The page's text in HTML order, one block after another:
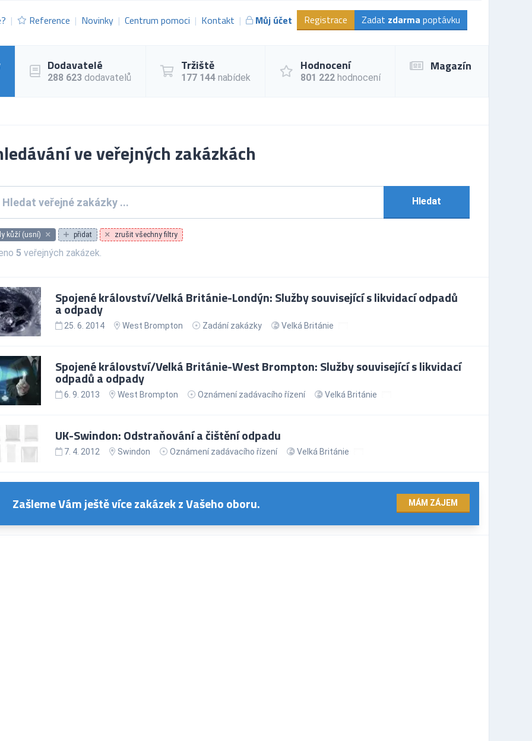
Reference Novinky Centrum pomoci Kontakt Můj účet Registrace Zadat zdarma poptávku
Dodavatelé
288 623 dodavatelů
Tržiště
177 144 nabídek
Hodnocení
801 222 hodnocení
Magazín
ve veřejných zakázkách
Hledat
kůží (usní) přidat zrušit všechny filtry
5 veřejných zakázek.
Spojené království/Velká Británie-Londýn: Služby související s likvidací odpadů
a odpady
25. 6. 2014 West Brompton Zadání zakázky Velká Británie
Spojené království/Velká Británie-West Brompton: Služby související s likvidací
odpadů a odpady
6. 9. 2013 West Brompton Oznámení zadávacího řízení Velká Británie
UK-Swindon: Odstraňování a čištění odpadu
7. 4. 2012 Swindon Oznámení zadávacího řízení Velká Británie
Zašleme Vám ještě více zakázek z Vašeho oboru. MÁM ZÁJEM